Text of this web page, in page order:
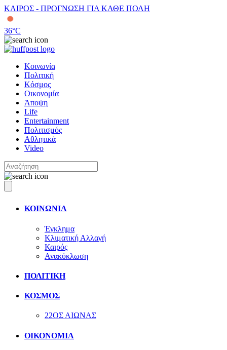
ΚΑΙΡΟΣ - ΠΡΟΓΝΩΣΗ ΓΙΑ ΚΑΘΕ ΠΟΛΗ
36°C
Κοινωνία
Πολιτική
Κόσμος
Οικονομία
Άποψη
Life
Entertainment
Πολιτισμός
Αθλητικά
Video
ΚΟΙΝΩΝΙΑ
Έγκλημα
Κλιματική Αλλαγή
Καιρός
Ανακύκλωση
ΠΟΛΙΤΙΚΗ
ΚΟΣΜΟΣ
22ΟΣ ΑΙΩΝΑΣ
ΟΙΚΟΝΟΜΙΑ